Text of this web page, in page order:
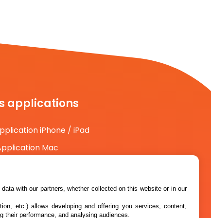
applications
iPhone / iPad
Mac
with our partners, whether collected on this website or in our
etc.) allows developing and offering you services, content,
performance, and analysing audiences.